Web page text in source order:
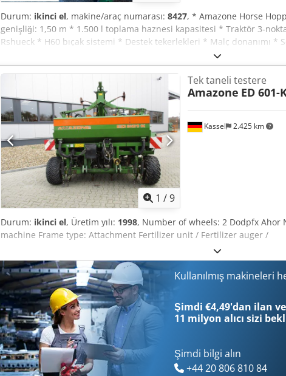
Durum: ikinci el, makine/araç numarası: 8427, * Amazone Horse
genişliği: 1,50 m * 1.500 l toplama haznesi kapasitesi * Traktör 3-
Rshueck * H60 bıçak sistemi * Destek tekerlekleri * Malç donanımı
taban boşaltmalı toplama haznesi * Dönüş hızı: 2.650 dev/dak *
numarası: 8427 WhatsApp desteği mevcut! Makine hakkında
kolayca WhatsApp üzerinden ulaşabilirsiniz. Whatsapp Whatsapp ----
1 /9
Kassel 2.425 km
Tek taneli testere
Amazone ED 601-
Durum: ikinci el, Üretim yılı: 1998, Number of wheels: 2 Dodpfx Ahor
machine Frame type: Attachment Fertilizer unit / Fertilizer auger /
Kullanılmış makineleri
Şimdi €4,49'dan ilan
11 milyon alıcı sizi
Şimdi bilgi alın
+44 20 806 810 84